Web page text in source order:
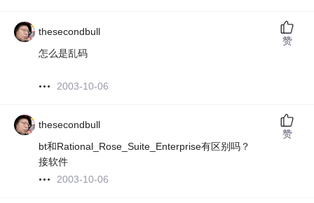
thesecondbull
怎么是乱码
2003-10-06
赞
thesecondbull
bt和Rational_Rose_Suite_Enterprise有区别吗？
接软件
2003-10-06
赞